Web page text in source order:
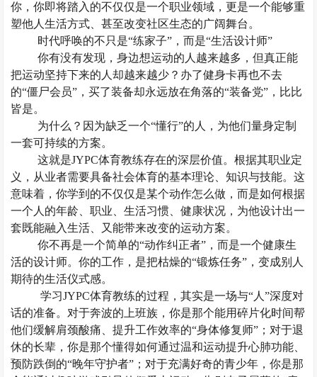
你，你即将踏入的不仅仅是一个职业领域，更是一个能够重
塑他人生活方式、甚至改变社区生态的广阔舞台。
时代呼唤的不只是“练家子”，而是“生活设计师”
你有没有发现，身边想运动的人越来越多，但真正能
把运动坚持下来的人却越来越少？办了健身卡再也不去
的“僵尸会员”，买了装备却永远放在角落的“装备党”，比比
皆是。
为什么？因为缺乏一个“懂行”的人，为他们量身定制
一套可持续的方案。
这就是JYPC体育教练存在的深层价值。根据其职业定
义，从业者需要具备社会体育的基本理论、知识与技能。这
意味着，你学到的不仅仅是某个动作怎么做，而是如何根据
一个人的年龄、职业、生活习惯、健康状况，为他设计出一
套既能融入生活、又能带来改变的运动方案。
你不再是一个简单的“动作纠正者”，而是一个健康生
活的设计师。你的工作，是把枯燥的“锻炼任务”，变成别人
期待的生活仪式感。
学习JYPC体育教练的过程，其实是一场与“人”深度对
话的准备。对于奔波的上班族，你是那个能用碎片化时间帮
他们缓解肩颈酸痛、提升工作效率的“身体修复师”；对于退
休的长辈，你是那个懂得如何通过温和运动提升心肺功能、
预防跌倒的“晚年守护者”；对于充满好奇的青少年，你是那